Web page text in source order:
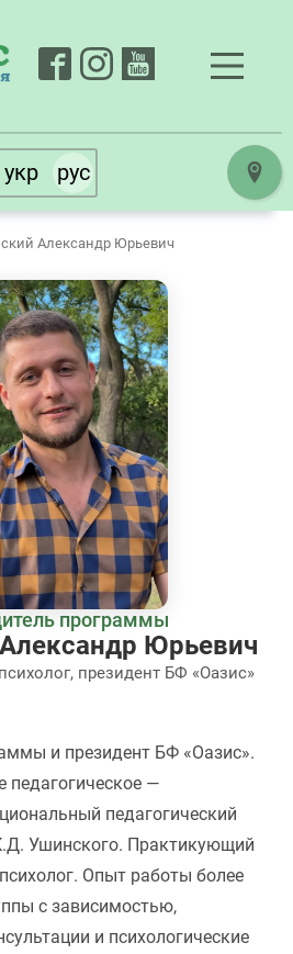
укр рус
Александр Юрьевич
программы
Юрьевич
президент БФ «Оазис»
и президент БФ «Оазис».
педагогическое —
педагогический
Ушинского. Практикующий
Опыт работы более
с зависимостью,
и психологические